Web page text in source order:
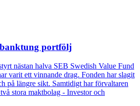
portfölj
nästan halva SEB Swedish Value Fund
varit ett vinnande drag. Fonden har slagit
på längre sikt. Samtidigt har förvaltaren
stora maktbolag - Investor och